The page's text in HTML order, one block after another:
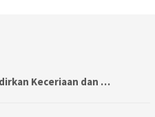
Keceriaan dan …